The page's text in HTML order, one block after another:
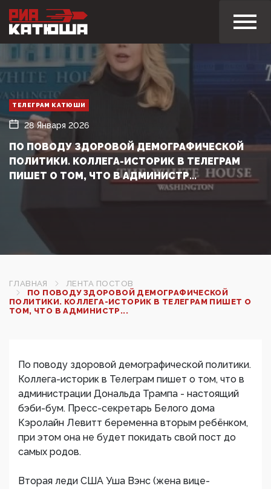
ТЕЛЕГРАМ КАТЮШИ
28 Января 2026
ПО ПОВОДУ ЗДОРОВОЙ ДЕМОГРАФИЧЕСКОЙ
ПОЛИТИКИ. КОЛЛЕГА-ИСТОРИК В ТЕЛЕГРАМ
ПИШЕТ О ТОМ, ЧТО В АДМИНИСТР...
ГЛАВНАЯ
ЛЕНТА ПОСТОВ
ПО ПОВОДУ ЗДОРОВОЙ ДЕМОГРАФИЧЕСКОЙ
ПОЛИТИКИ. КОЛЛЕГА-ИСТОРИК В ТЕЛЕГРАМ ПИШЕТ О
ТОМ, ЧТО В АДМИНИСТР...
По поводу здоровой демографической политики.
Коллега-историк в Телеграм пишет о том, что в
администрации Дональда Трампа - настоящий
бэби-бум. Пресс-секретарь Белого дома
Кэролайн Левитт беременна вторым ребёнком,
при этом она не будет покидать свой пост до
самых родов.
Вторая леди США Уша Вэнс (жена вице-